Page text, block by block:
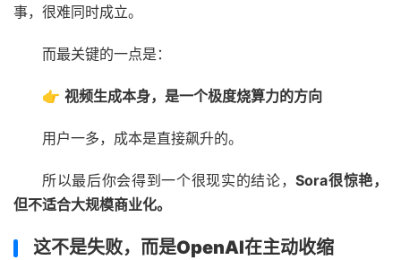
事，很难同时成立。
而最关键的一点是：
👉 视频生成本身，是一个极度烧算力的方向
用户一多，成本是直接飙升的。
所以最后你会得到一个很现实的结论，Sora很惊艳，
但不适合大规模商业化。
这不是失败，而是OpenAI在主动收缩